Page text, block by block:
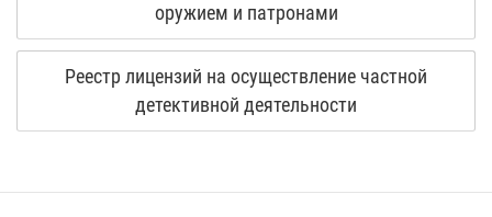
оружием и патронами
Реестр лицензий на осуществление частной
детективной деятельности